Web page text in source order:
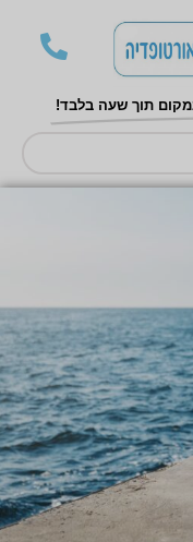
תוך שעה בלבד!